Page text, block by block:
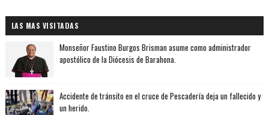
LAS MAS VISITADAS
Monseñor Faustino Burgos Brisman asume como administrador
apostólico de la Diócesis de Barahona.
Accidente de tránsito en el cruce de Pescadería deja un fallecido y
un herido.